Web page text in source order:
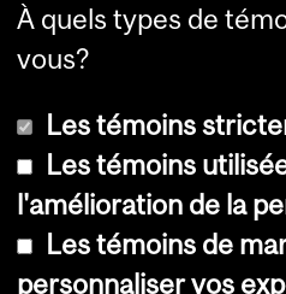
© Université
À quels types de
vous?
Les témoins
Les témoins
l'amélioration de la
Les témoins de
personnaliser vos